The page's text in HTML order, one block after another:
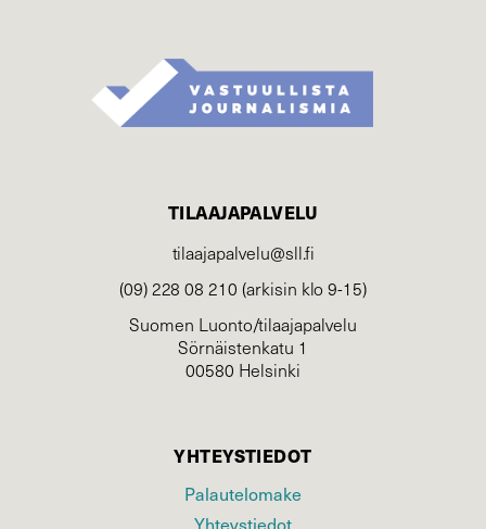
TILAAJAPALVELU
tilaajapalvelu@sll.fi
(09) 228 08 210 (arkisin klo 9-15)
Suomen Luonto/tilaajapalvelu
Sörnäistenkatu 1
00580 Helsinki
YHTEYSTIEDOT
Palautelomake
Yhteystiedot